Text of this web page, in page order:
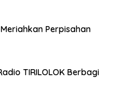
Perpisahan
TIRILOLOK Berbagi